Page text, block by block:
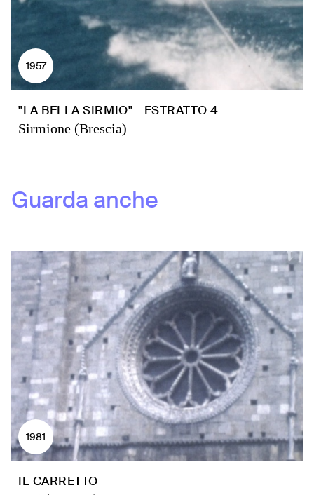
1957
"LA BELLA SIRMIO" - ESTRATTO 4
Sirmione (Brescia)
Guarda anche
1981
IL CARRETTO